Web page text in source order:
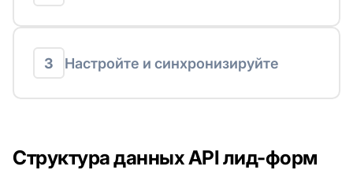
3 Настройте и синхронизируйте
Структура данных API лид-форм